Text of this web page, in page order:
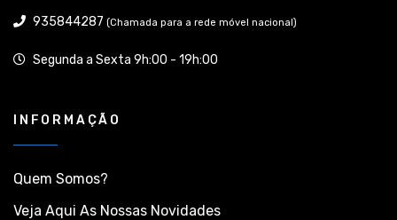
935844287 (Chamada para a rede móvel nacional)
Segunda a Sexta 9h:00 - 19h:00
INFORMAÇÃO
Quem Somos?
Veja Aqui As Nossas Novidades